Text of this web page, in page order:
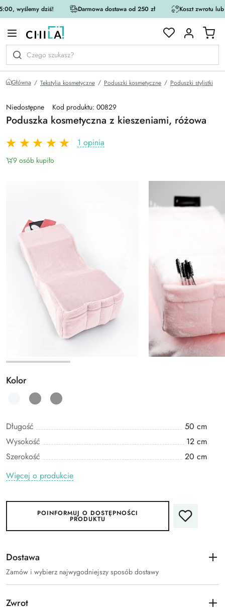
wyślemy dziś! Darmowa dostawa od 250 zł Koszt zwrotu
Główna Tekstylia kosmetyczne Poduszki kosmetyczne Poduszki stylistki
Niedostępne Kod produktu: 00829
Poduszka kosmetyczna z kieszeniami, różowa
1 opinia
9 osób kupiło
Kolor
Długość
50 cm
Wysokość
12 cm
Szerokość
20 cm
Więcej o produkcie
POINFORMUJ O DOSTĘPNOŚCI
PRODUKTU
Dostawa
Zamów i wybierz najwygodniejszy sposób dostawy
Zwrot